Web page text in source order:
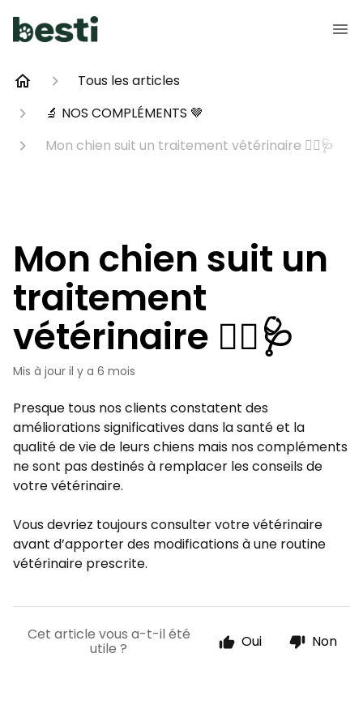
Tous les articles
🔬 NOS COMPLÉMENTS 🤎
Mon chien suit un traitement vétérinaire 👩‍⚕️🩺
Mon chien suit un
traitement
vétérinaire 👩‍⚕️🩺
Mis à jour il y a 6 mois
Presque tous nos clients constatent des
améliorations significatives dans la santé et la
qualité de vie de leurs chiens mais nos compléments
ne sont pas destinés à remplacer les conseils de
votre vétérinaire.
Vous devriez toujours consulter votre vétérinaire
avant d’apporter des modifications à une routine
vétérinaire prescrite.
Cet article vous a-t-il été
utile ? Oui Non